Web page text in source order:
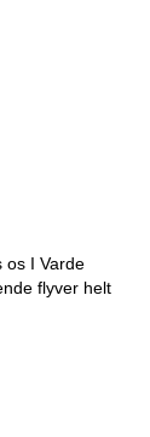
os I Varde
flyver helt